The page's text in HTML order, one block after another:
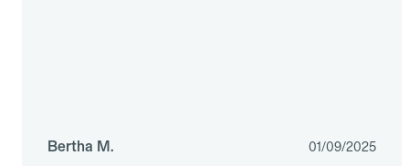
Bertha M. 01/09/2025